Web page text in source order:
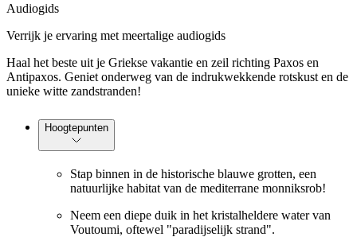
Audiogids
Verrijk je ervaring met meertalige audiogids
Haal het beste uit je Griekse vakantie en zeil richting Paxos en
Antipaxos. Geniet onderweg van de indrukwekkende rotskust en de
unieke witte zandstranden!
Hoogtepunten
Stap binnen in de historische blauwe grotten, een
natuurlijke habitat van de mediterrane monniksrob!
Neem een diepe duik in het kristalheldere water van
Voutoumi, oftewel "paradijselijk strand".